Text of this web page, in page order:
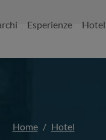
Esperienze Hotel
Home Hotel